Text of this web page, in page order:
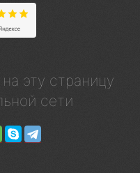
эту страницу
сети